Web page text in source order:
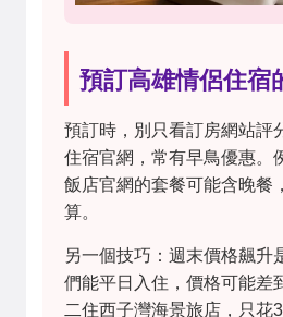
預訂高雄情侶住宿
預訂時，別只看訂房網站評
住宿官網，常有早鳥優惠。
飯店官網的套餐可能含晚餐
算。
另一個技巧：週末價格飆升
們能平日入住，價格可能差
二住西子灣海景旅店，只花